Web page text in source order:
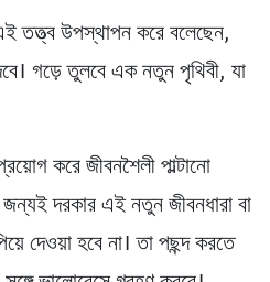
তত্ত্ব উপস্থাপন করে বলেছেন,
গড়ে তুলবে এক নতুন পৃথিবী, যা
করে জীবনশৈলী পাল্টানো
দরকার এই নতুন জীবনধারা বা
দেওয়া হবে না। তা পছন্দ করতে